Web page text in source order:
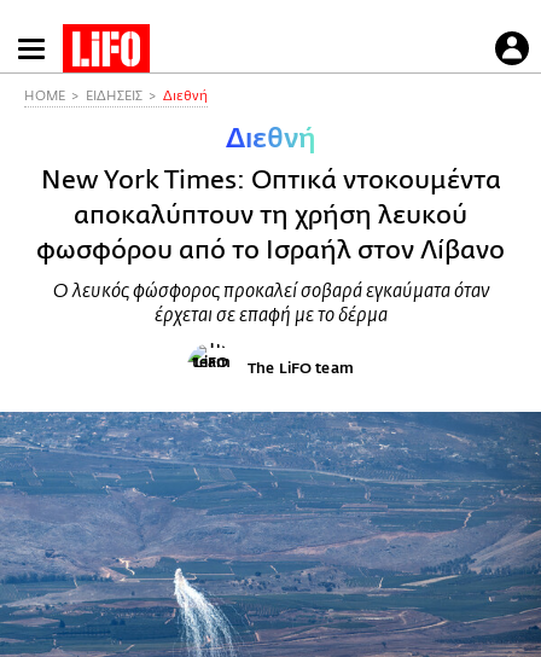
Παράκαμψη
προς
HOME ΕΙΔΗΣΕΙΣ Διεθνή
Διεθνή
New York Times: Οπτικά ντοκουμέντα
αποκαλύπτουν τη χρήση λευκού
φωσφόρου από το Ισραήλ στον Λίβανο
Ο λευκός φώσφορος προκαλεί σοβαρά εγκαύματα όταν
έρχεται σε επαφή με το δέρμα
The LiFO team